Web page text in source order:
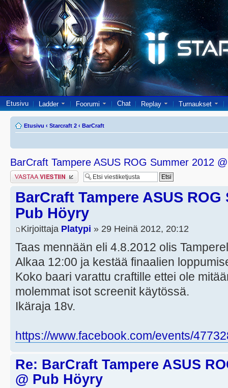
Etusivu Ladder Foorumi Chat Replay Turnaukset
Etusivu ‹ Starcraft 2 ‹ BarCraft
BarCraft Tampere ASUS ROG Summer 2012
Lähetä vastaus
BarCraft Tampere ASUS ROG
Pub Höyry
Kirjoittaja Platypi » 29 Heinä 2012, 20:12
Taas mennään eli 4.8.2012 olis
Alkaa 12:00 ja kestää finaalien
Koko baari varattu craftille ettei ole
molemmat isot screenit käytössä.
Ikäraja 18v.
https://www.facebook.com/events/
Re: BarCraft Tampere ASUS
@ Pub Höyry